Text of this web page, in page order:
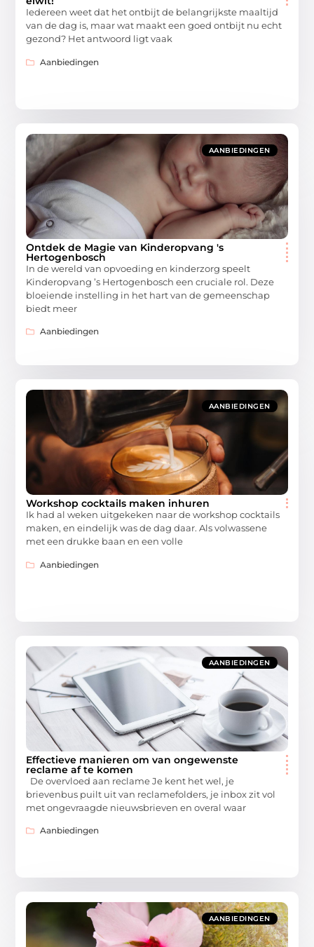
Iedereen weet dat het ontbijt de belangrijkste maaltijd
van de dag is, maar wat maakt een goed ontbijt nu echt
gezond? Het antwoord ligt vaak
Aanbiedingen
AANBIEDINGEN
Ontdek de Magie van Kinderopvang 's
Hertogenbosch
In de wereld van opvoeding en kinderzorg speelt
Kinderopvang ’s Hertogenbosch een cruciale rol. Deze
bloeiende instelling in het hart van de gemeenschap
biedt meer
Aanbiedingen
AANBIEDINGEN
Workshop cocktails maken inhuren
Ik had al weken uitgekeken naar de workshop cocktails
maken, en eindelijk was de dag daar. Als volwassene
met een drukke baan en een volle
Aanbiedingen
AANBIEDINGEN
Effectieve manieren om van ongewenste
reclame af te komen
De overvloed aan reclame Je kent het wel, je
brievenbus puilt uit van reclamefolders, je inbox zit vol
met ongevraagde nieuwsbrieven en overal waar
Aanbiedingen
AANBIEDINGEN